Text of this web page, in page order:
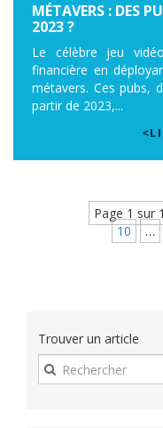
MÉTAVERS : DES
2023 ?
Le célèbre jeu
financière en
métavers. Ces pubs,
partir de 2023,...
Page 1 sur
10
…
Trouver un article